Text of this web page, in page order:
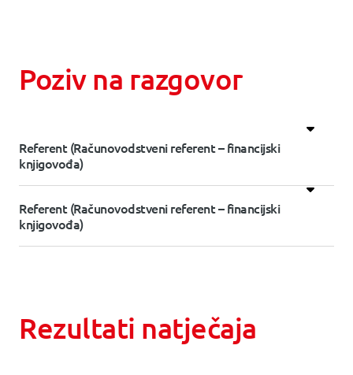
Poziv na razgovor
Referent (Računovodstveni referent – financijski
knjigovođa)
Referent (Računovodstveni referent – financijski
knjigovođa)
Rezultati natječaja